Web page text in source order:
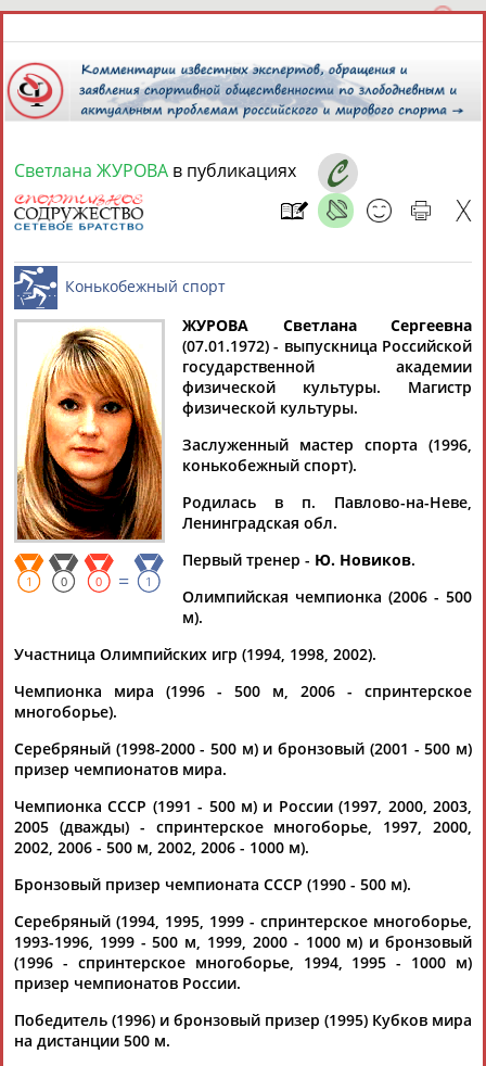
8 августа 2026 года,
СПОРТСМЕНЫ, ТРЕНЕРЫ И СПЕЦИАЛИСТЫ
Найдено: 1персона Расширенный поиск
Светлана
ЖУРОВА
Ваш запрос: "Светлана Журова"
Документы 1-10 из 174 найденных уникальных документов
... 16 17 18
Евгений плющенко о деградации фигурного катания в
России
...это деградация наших спортсменов". Депутат Госдумы
Светлана Журовасчитает, что Плющенко "неудачно...
(Проект:Информационное агентство СТАДИОН
18.07.2026
Светлана Журова: Международным федерациям надо не
давать соревнования тем странам, которые не готовы
Олимпийская чемпионка по конькобежному спорту депутат
Госдумы
Светлана Журовазаявила РИА Новости, что
международным федераци... ...решать проблемы с визами и
так далее", - сказала Журова. Исполком Международной
федерации гимнастики (World...
(Проект:Информационное агентство СТАДИОН
03.07.2026
На ПМЭФ вручили премию "Чемпион"
Светлана ЖУРОВА в публикациях
Конькобежный спорт
1 0 0 = 1
ЖУРОВА Светлана Сергеевна
(07.01.1972) - выпускница Российской
государственной академии
физической культуры. Магистр
физической культуры.
Заслуженный мастер спорта (1996,
конькобежный спорт).
Родилась в п. Павлово-на-Неве,
Ленинградская обл.
Первый тренер - Ю. Новиков.
Олимпийская чемпионка (2006 - 500
м).
Участница Олимпийских игр (1994, 1998, 2002).
Чемпионка мира (1996 - 500 м, 2006 - спринтерское
многоборье).
Серебряный (1998-2000 - 500 м) и бронзовый (2001 - 500 м)
призер чемпионатов мира.
Чемпионка СССР (1991 - 500 м) и России (1997, 2000, 2003,
2005 (дважды) - спринтерское многоборье, 1997, 2000,
2002, 2006 - 500 м, 2002, 2006 - 1000 м).
Бронзовый призер чемпионата СССР (1990 - 500 м).
Серебряный (1994, 1995, 1999 - спринтерское многоборье,
1993-1996, 1999 - 500 м, 1999, 2000 - 1000 м) и бронзовый
(1996 - спринтерское многоборье, 1994, 1995 - 1000 м)
призер чемпионатов России.
Победитель (1996) и бронзовый призер (1995) Кубков мира
на дистанции 500 м.